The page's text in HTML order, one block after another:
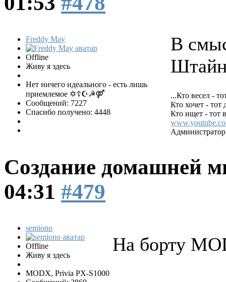
Freddy May
Offline
Живу я здесь
Нет ничего идеального - есть лишь
приемлемое ✡☦☪☭⚤
Сообщений: 7227
Спасибо получено: 4448
В
...Кто весел -
Кто хочет - тот
Кто ищет - тот
Администратор
Создание домашней
04:31 #479
semiono
Offline
Живу я здесь
MODX, Privia PX-S1000
На борту